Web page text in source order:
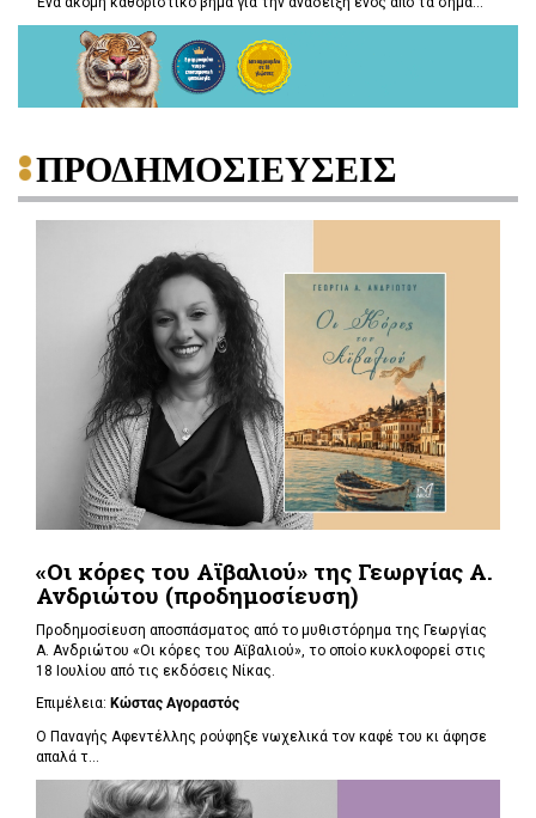
ΠΡΟΔΗΜΟΣΙΕΥΣΕΙΣ
«Οι κόρες του Αϊβαλιού» της Γεωργίας Α.
Ανδριώτου (προδημοσίευση)
Προδημοσίευση αποσπάσματος από το μυθιστόρημα της Γεωργίας
Α. Ανδριώτου «Οι κόρες του Αϊβαλιού», το οποίο κυκλοφορεί στις
18 Ιουλίου από τις εκδόσεις Νίκας.
Επιμέλεια: Κώστας Αγοραστός
Ο Παναγής Αφεντέλλης ρούφηξε νωχελικά τον καφέ του κι άφησε
απαλά τ...